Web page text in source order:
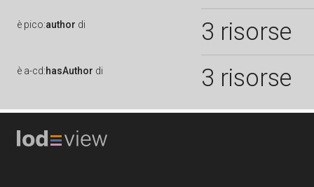
è pico:author di 3 risorse
è a-cd:hasAuthor di 3 risorse